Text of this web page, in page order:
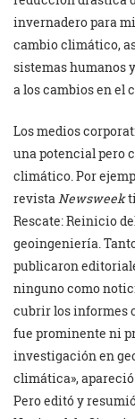
invernadero para
cambio climático,
sistemas humanos
a los cambios en el
Los medios
una potencial pero
climático. Por
revista Newsweek
Rescate: Reinicio
geoingeniería.
publicaron
ninguno como
cubrir los informes
fue prominente ni
investigación en
climática», apareció
Pero editó y